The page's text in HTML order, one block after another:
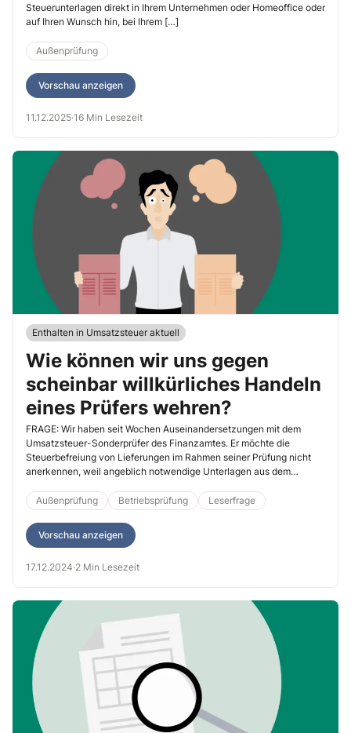
Steuerunterlagen direkt in Ihrem Unternehmen oder Homeoffice oder
auf Ihren Wunsch hin, bei Ihrem […]
Außenprüfung
Vorschau anzeigen
11.12.2025·16 Min Lesezeit
Enthalten in Umsatzsteuer aktuell
Wie können wir uns gegen
scheinbar willkürliches Handeln
eines Prüfers wehren?
FRAGE: Wir haben seit Wochen Auseinandersetzungen mit dem
Umsatzsteuer-Sonderprüfer des Finanzamtes. Er möchte die
Steuerbefreiung von Lieferungen im Rahmen seiner Prüfung nicht
anerkennen, weil angeblich notwendige Unterlagen aus dem
Außenprüfung
Betriebsprüfung Leserfrage
Vorschau anzeigen
17.12.2024·2 Min Lesezeit